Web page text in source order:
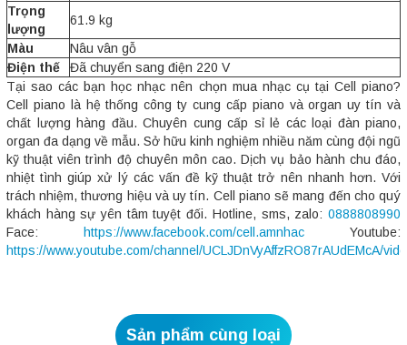
Trọng
lượng
61.9 kg
Màu
Nâu vân gỗ
Điện thế
Đã chuyển sang điện 220 V
Tại sao các bạn học nhạc nên chọn mua nhạc cụ tại Cell piano?
Cell piano là hệ thống công ty cung cấp piano và organ uy tín và
chất lượng hàng đầu. Chuyên cung cấp sỉ lẻ các loại đàn piano,
organ đa dạng về mẫu. Sở hữu kinh nghiệm nhiều năm cùng đội ngũ
kỹ thuật viên trình độ chuyên môn cao. Dịch vụ bảo hành chu đáo,
nhiệt tình giúp xử lý các vấn đề kỹ thuật trở nên nhanh hơn. Với
trách nhiệm, thương hiệu và uy tín. Cell piano sẽ mang đến cho quý
khách hàng sự yên tâm tuyệt đối. Hotline, sms, zalo: 0888808990
Face:
https://www.facebook.com/cell.amnhac Youtube:
https://www.youtube.com/channel/UCLJDnVyAffzRO87rAUdEMcA/
Sản phẩm cùng loại